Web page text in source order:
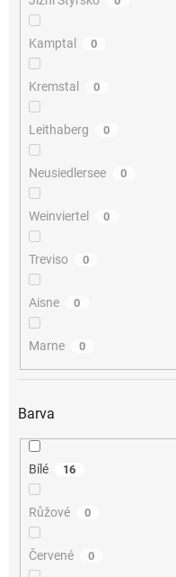
Kamptal 0
Kremstal 0
Leithaberg 0
Neusiedlersee 0
Weinviertel 0
Treviso 0
Aisne 0
Marne 0
Barva
Bílé 16
Růžové 0
Červené 0